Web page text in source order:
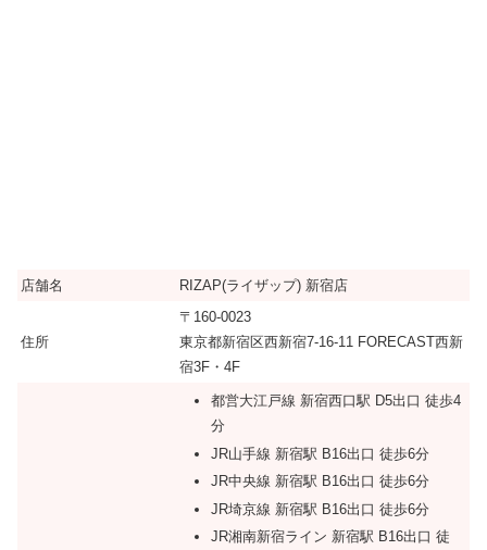
店舗名 RIZAP(ライザップ) 新宿店
住所
〒160-0023
東京都新宿区西新宿7-16-11 FORECAST西新
宿3F・4F
都営大江戸線 新宿西口駅 D5出口 徒歩4
分
JR山手線 新宿駅 B16出口 徒歩6分
JR中央線 新宿駅 B16出口 徒歩6分
JR埼京線 新宿駅 B16出口 徒歩6分
JR湘南新宿ライン 新宿駅 B16出口 徒